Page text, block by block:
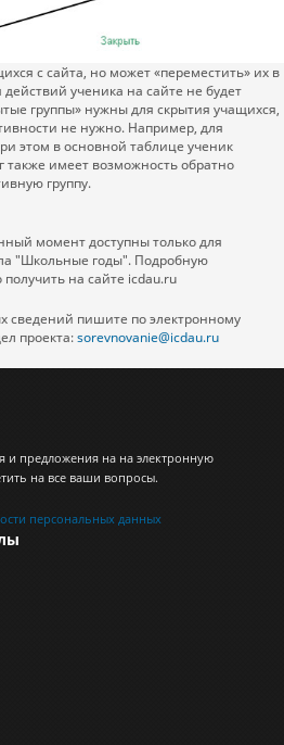
с сайта, но может «переместить» их в
ученика на сайте не будет
группы» нужны для скрытия учащихся,
не нужно. Например, для
этом в основной таблице ученик
также имеет возможность обратно
группу.
момент доступны только для
"Школьные годы". Подробную
на сайте icdau.ru
сведений пишите по электронному
проекта:sorevnovanie@icdau.ru
и предложения на на электронную
на все ваши вопросы.
персональных данных